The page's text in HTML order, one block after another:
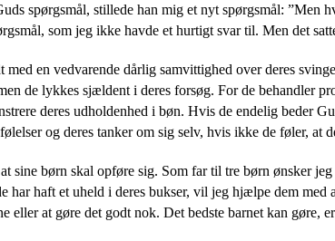
spørgsmål, stillede han mig et nyt spørgsmål:
som jeg ikke havde et hurtigt svar til. Men det
med en vedvarende dårlig samvittighed over deres
de lykkes sjældent i deres forsøg. For de behandler
deres udholdenhed i bøn. Hvis de endelig beder
og deres tanker om sig selv, hvis ikke de føler,
sine børn skal opføre sig. Som far til tre børn ønsker
har haft et uheld i deres bukser, vil jeg hjælpe dem
eller at gøre det godt nok. Det bedste barnet kan gøre,